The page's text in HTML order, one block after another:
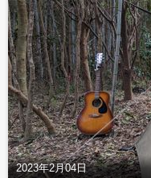
2023年2月04日